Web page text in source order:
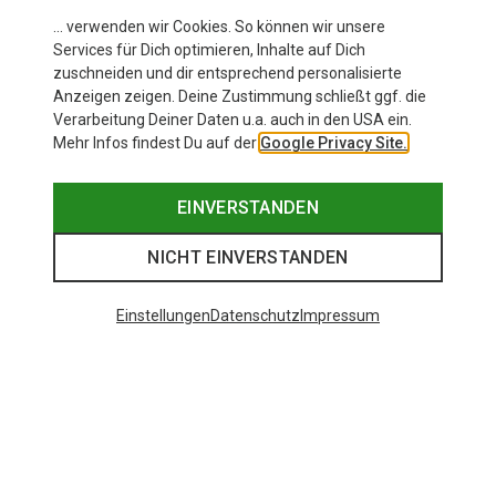
… verwenden wir Cookies. So können wir unsere
Services für Dich optimieren, Inhalte auf Dich
zuschneiden und dir entsprechend personalisierte
Anzeigen zeigen. Deine Zustimmung schließt ggf. die
Verarbeitung Deiner Daten u.a. auch in den USA ein.
Mehr Infos findest Du auf der Google Privacy Site.
EINVERSTANDEN
NICHT EINVERSTANDEN
EinstellungenDatenschutz Impressum